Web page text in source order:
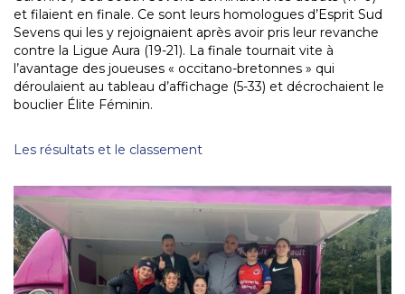
et filaient en finale. Ce sont leurs homologues d’Esprit Sud
Sevens qui les y rejoignaient après avoir pris leur revanche
contre la Ligue Aura (19-21). La finale tournait vite à
l’avantage des joueuses « occitano-bretonnes » qui
déroulaient au tableau d’affichage (5-33) et décrochaient le
bouclier Élite Féminin.
Les résultats et le classement